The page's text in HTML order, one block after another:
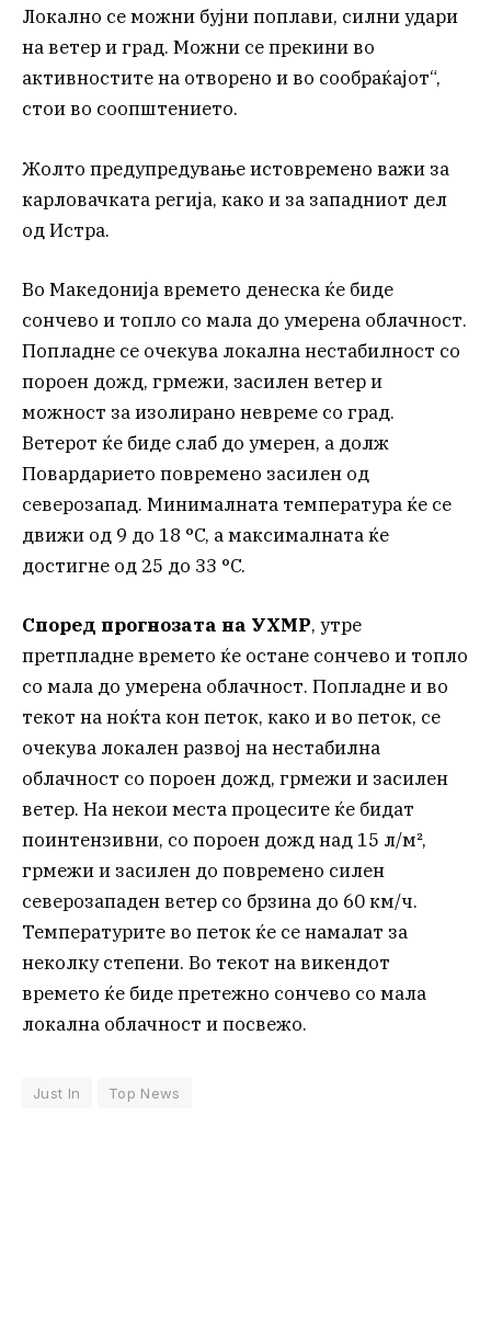
Локално се можни бујни поплави, силни удари
на ветер и град. Можни се прекини во
активностите на отворено и во сообраќајот“,
стои во соопштението.
Жолто предупредување истовремено важи за
карловачката регија, како и за западниот дел
од Истра.
Во Македонија времето денеска ќе биде
сончево и топло со мала до умерена облачност.
Попладне се очекува локална нестабилност со
пороен дожд, грмежи, засилен ветер и
можност за изолирано невреме со град.
Ветерот ќе биде слаб до умерен, а долж
Повардарието повремено засилен од
северозапад. Минималната температура ќе се
движи од 9 до 18 °C, а максималната ќе
достигне од 25 до 33 °C.
Според прогнозата на УХМР, утре
претпладне времето ќе остане сончево и топло
со мала до умерена облачност. Попладне и во
текот на ноќта кон петок, како и во петок, се
очекува локален развој на нестабилна
облачност со пороен дожд, грмежи и засилен
ветер. На некои места процесите ќе бидат
поинтензивни, со пороен дожд над 15 л/м²,
грмежи и засилен до повремено силен
северозападен ветер со брзина до 60 км/ч.
Температурите во петок ќе се намалат за
неколку степени. Во текот на викендот
времето ќе биде претежно сончево со мала
локална облачност и посвежо.
Just In Top News